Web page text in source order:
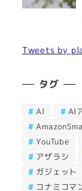
Tweets by
タグ
AI AI
YouTube
アザラシ
ガジェット
コナミコマ